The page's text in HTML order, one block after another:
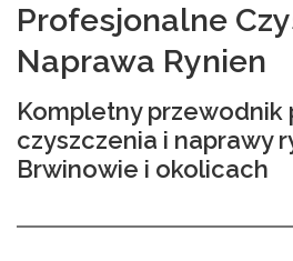
Profesjonalne
Naprawa Rynien
Kompletny przewodnik
czyszczenia i naprawy
Brwinowie i okolicach